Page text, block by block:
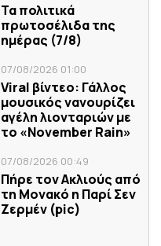
Τα πολιτικά
πρωτοσέλιδα της
ημέρας (7/8)
07/08/2026 01:00
Viral βίντεο: Γάλλος
μουσικός νανουρίζει
αγέλη λιονταριών με
το «November Rain»
07/08/2026 00:49
Πήρε τον Ακλιούς από
τη Μονακό η Παρί Σεν
Ζερμέν (pic)